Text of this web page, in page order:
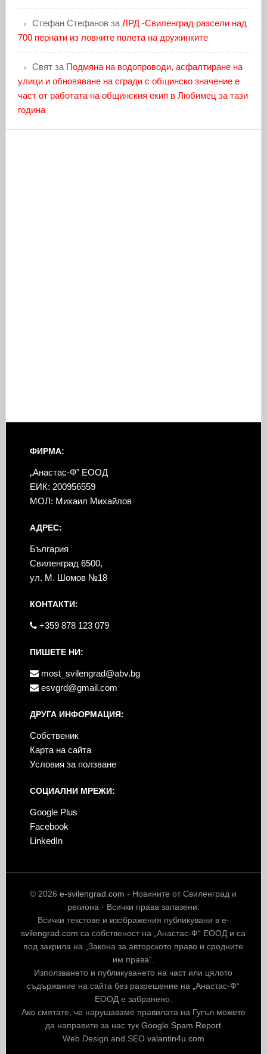
Стефан Стефановза ЛРД -Свиленград разсели над
700 пернати из ловните полета на дружинките
Святза Подмяна на водопроводи, асфалтиране на
улици и обновяване на сгради с общинско значение е
част от работата на общинския екип в Любимец за тази
година
ФИРМА:
„Анастас-Ф” ЕООД
ЕИК: 200956559
МОЛ: Михаил Михайлов
АДРЕС:
България
Свиленград 6500,
ул. М. Шомов №18
КОНТАКТИ:
+359 878 123 079
ПИШЕТЕ НИ:
most_svilengrad@abv.bg
esvgrd@gmail.com
ДРУГА ИНФОРМАЦИЯ:
Собственик
Карта на сайта
Условия за ползване
СОЦИАЛНИ МРЕЖИ:
Google Plus
Facebook
LinkedIn
© 2026e-svilengrad.com - Новините от Свиленград и
региона · Всички права запазени.
Всички текстове и изображения публикувани в e-
svilengrad.com са собственост на „Анастас-Ф“ ЕООД и са
под закрила на „Закона за авторското право и сродните
им права“.
Използването и публикуването на част или цялото
съдържание на сайта без разрешение на „Анастас-Ф“
ЕООД е забранено.
Ако смятате, че нарушаваме правилата на Гугъл можете
да направите за нас тукGoogle Spam Report
Web Design and SEO valantin4u.com